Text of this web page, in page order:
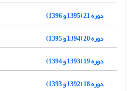
دوره 21 (1395 و 1396)
دوره 20 (1394 و 1395)
دوره 19 (1393 و 1394)
دوره 18 (1392 و 1393)